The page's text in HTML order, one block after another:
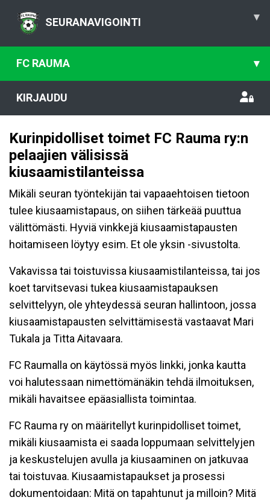
SEURANAVIGOINTI ▾
FC RAUMA ▾
KIRJAUDU
Kurinpidolliset toimet FC Rauma ry:n
pelaajien välisissä
kiusaamistilanteissa
Mikäli seuran työntekijän tai vapaaehtoisen tietoon
tulee kiusaamistapaus, on siihen tärkeää puuttua
välittömästi. Hyviä vinkkejä kiusaamistapausten
hoitamiseen löytyy esim. Et ole yksin -sivustolta.
Vakavissa tai toistuvissa kiusaamistilanteissa, tai jos
koet tarvitsevasi tukea kiusaamistapauksen
selvittelyyn, ole yhteydessä seuran hallintoon, jossa
kiusaamistapausten selvittämisestä vastaavat Mari
Tukala ja Titta Aitavaara.
FC Raumalla on käytössä myös linkki, jonka kautta
voi halutessaan nimettömänäkin tehdä ilmoituksen,
mikäli havaitsee epäasiallista toimintaa.
FC Rauma ry on määritellyt kurinpidolliset toimet,
mikäli kiusaamista ei saada loppumaan selvittelyjen
ja keskustelujen avulla ja kiusaaminen on jatkuvaa
tai toistuvaa. Kiusaamistapaukset ja prosessi
dokumentoidaan: Mitä on tapahtunut ja milloin? Mitä